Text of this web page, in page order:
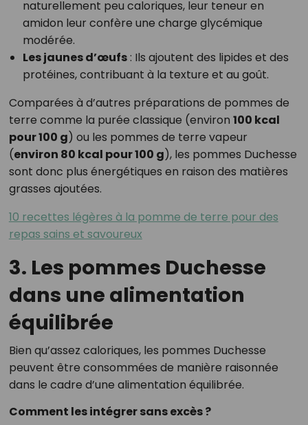
naturellement peu caloriques, leur teneur en
amidon leur confère une charge glycémique
modérée.
Les jaunes d’œufs: Ils ajoutent des lipides et des
protéines, contribuant à la texture et au goût.
Comparées à d’autres préparations de pommes de
terre comme la purée classique (environ 100 kcal
pour 100 g) ou les pommes de terre vapeur
(environ 80 kcal pour 100 g), les pommes Duchesse
sont donc plus énergétiques en raison des matières
grasses ajoutées.
10 recettes légères à la pomme de terre pour des
repas sains et savoureux
3. Les pommes Duchesse
dans une alimentation
équilibrée
Bien qu’assez caloriques, les pommes Duchesse
peuvent être consommées de manière raisonnée
dans le cadre d’une alimentation équilibrée.
Comment les intégrer sans excès ?